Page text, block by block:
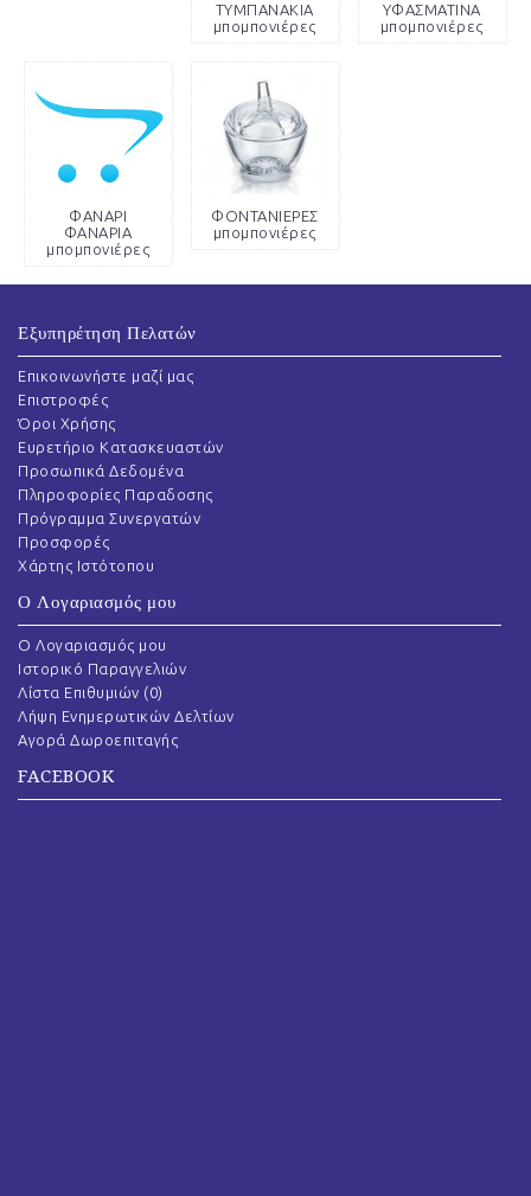
ΤΥΜΠΑΝΑΚΙΑ
μπομπονιέρες
ΥΦΑΣΜΑΤΙΝΑ
μπομπονιέρες
ΦΑΝΑΡΙ
ΦΑΝΑΡΙΑ
μπομπονιέρες
ΦΟΝΤΑΝΙΕΡΕΣ
μπομπονιέρες
Εξυπηρέτηση Πελατών
Επικοινωνήστε μαζί μας
Επιστροφές
Όροι Χρήσης
Ευρετήριο Κατασκευαστών
Προσωπικά Δεδομένα
Πληροφορίες Παραδοσης
Πρόγραμμα Συνεργατών
Προσφορές
Χάρτης Ιστότοπου
Ο Λογαριασμός μου
O Λογαριασμός μου
Ιστορικό Παραγγελιών
Λίστα Επιθυμιών (0)
Λήψη Ενημερωτικών Δελτίων
Αγορά Δωροεπιταγής
FACEBOOK